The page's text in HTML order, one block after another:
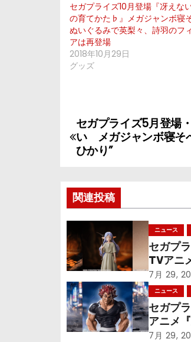
セガプライズ10月登場『冴えな
の育てかた♭』メガジャンボ寝
ぬいぐるみで英梨々、詩羽のフ
アは再登場
2018年10月29日
グッズ
投
稿
ビ
ゲ
ー
シ
ョ
ン
セガプライズ5月登場
い メガジャンボ寝そ
ひかり”
関連投稿
ニュース
セガプ
TVアニ
ン』鉱
っっち
立体化！
7月 29,
ニュース
セガプ
アニメ
次郎」
7月 29,